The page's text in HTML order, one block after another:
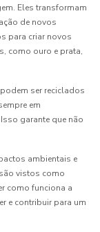
Eles transformam
de novos
para criar novos
como ouro e prata,
ser reciclados
em
garante que não
ambientais e
vistos como
como funciona a
e contribuir para um